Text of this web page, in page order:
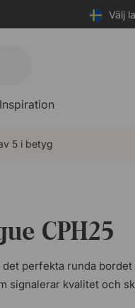
Välj
Inspiration
5 i betyg
CPH25
det perfekta runda
signalerar kvalitet och